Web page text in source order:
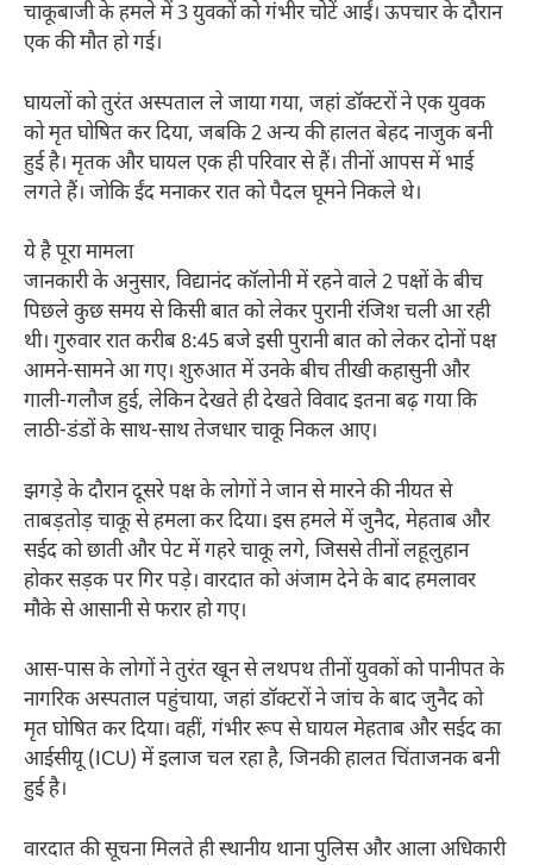
चाकूबाजी के हमले में 3 युवकों को गंभीर चोटें आईं। ऊपचार के दौरान
एक की मौत हो गई।
घायलों को तुरंत अस्पताल ले जाया गया, जहां डॉक्टरों ने एक युवक
को मृत घोषित कर दिया, जबकि 2 अन्य की हालत बेहद नाजुक बनी
हुई है। मृतक और घायल एक ही परिवार से हैं। तीनों आपस में भाई
लगते हैं। जोकि ईंद मनाकर रात को पैदल घूमने निकले थे।
ये है पूरा मामला
जानकारी के अनुसार, विद्यानंद कॉलोनी में रहने वाले 2 पक्षों के बीच
पिछले कुछ समय से किसी बात को लेकर पुरानी रंजिश चली आ रही
थी। गुरुवार रात करीब 8:45 बजे इसी पुरानी बात को लेकर दोनों पक्ष
आमने-सामने आ गए। शुरुआत में उनके बीच तीखी कहासुनी और
गाली-गलौज हुई, लेकिन देखते ही देखते विवाद इतना बढ़ गया कि
लाठी-डंडों के साथ-साथ तेजधार चाकू निकल आए।
झगड़े के दौरान दूसरे पक्ष के लोगों ने जान से मारने की नीयत से
ताबड़तोड़ चाकू से हमला कर दिया। इस हमले में जुनैद, मेहताब और
सईद को छाती और पेट में गहरे चाकू लगे, जिससे तीनों लहूलुहान
होकर सड़क पर गिर पड़े। वारदात को अंजाम देने के बाद हमलावर
मौके से आसानी से फरार हो गए।
आस-पास के लोगों ने तुरंत खून से लथपथ तीनों युवकों को पानीपत के
नागरिक अस्पताल पहुंचाया, जहां डॉक्टरों ने जांच के बाद जुनैद को
मृत घोषित कर दिया। वहीं, गंभीर रूप से घायल मेहताब और सईद का
आईसीयू (ICU) में इलाज चल रहा है, जिनकी हालत चिंताजनक बनी
हुई है।
वारदात की सूचना मिलते ही स्थानीय थाना पुलिस और आला अधिकारी